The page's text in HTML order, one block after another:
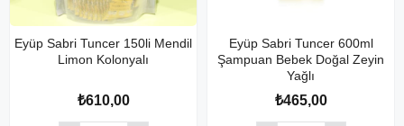
Eyüp Sabri Tuncer 150li Mendil
Limon Kolonyalı
₺610,00
Eyüp Sabri Tuncer 600ml
Şampuan Bebek Doğal Zeyin
Yağlı
₺465,00